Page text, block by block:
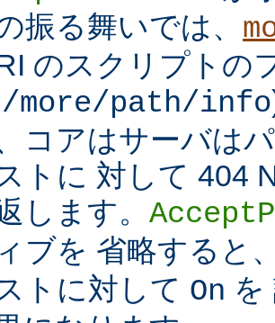
振る舞いでは、
のスクリプトの
/more/path/info
コアはサーバは
トに 対して 404
します。
ブを 省略すると
トに対して On を